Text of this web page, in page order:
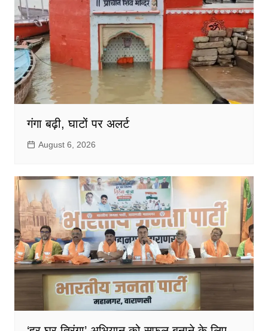
गंगा बढ़ी, घाटों पर अलर्ट
August 6, 2026